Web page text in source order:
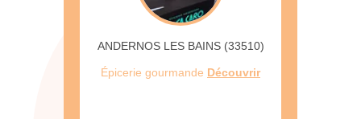
ANDERNOS LES BAINS (33510)
Épicerie gourmande Découvrir